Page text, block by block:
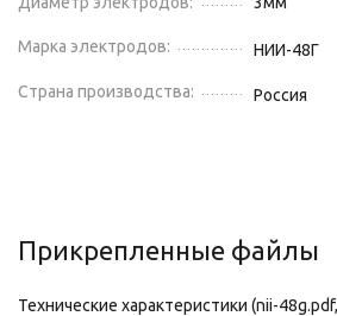
Марка электродов: НИИ-48Г
Страна производства: Россия
Прикрепленные файлы
Технические характеристики (nii-